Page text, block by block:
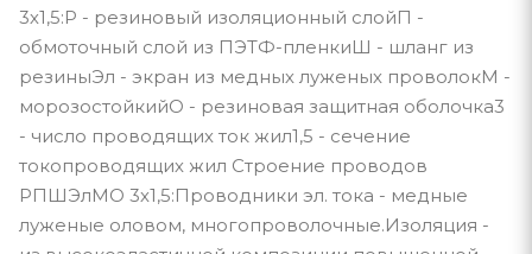
3х1,5:Р - резиновый изоляционный слойП -
обмоточный слой из ПЭТФ-пленкиШ - шланг из
резиныЭл - экран из медных луженых проволокМ -
морозостойкийО - резиновая защитная оболочка3
- число проводящих ток жил1,5 - сечение
токопроводящих жил Строение проводов
РПШЭлМО 3х1,5:Проводники эл. тока - медные
луженые оловом, многопроволочные.Изоляция -